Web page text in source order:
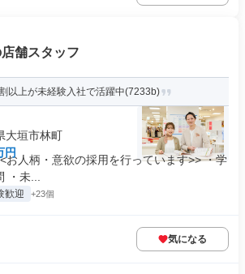
舗スタッフ
以上が未経験入社で活躍中(7233b)
大垣市林町
円
お人柄・意欲の採用を行っています>> ・学
・未...
歓迎 +23個
気になる